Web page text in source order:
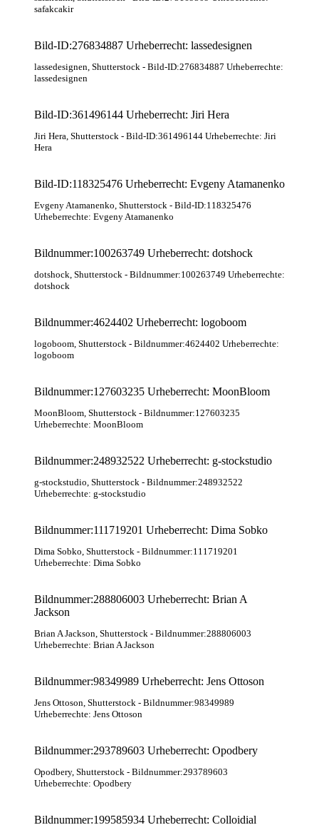
safakcakir
Bild-ID:276834887 Urheberrecht: lassedesignen
lassedesignen, Shutterstock - Bild-ID:276834887 Urheberrechte:
lassedesignen
Bild-ID:361496144 Urheberrecht: Jiri Hera
Jiri Hera, Shutterstock - Bild-ID:361496144 Urheberrechte: Jiri
Hera
Bild-ID:118325476 Urheberrecht: Evgeny Atamanenko
Evgeny Atamanenko, Shutterstock - Bild-ID:118325476
Urheberrechte: Evgeny Atamanenko
Bildnummer:100263749 Urheberrecht: dotshock
dotshock, Shutterstock - Bildnummer:100263749 Urheberrechte:
dotshock
Bildnummer:4624402 Urheberrecht: logoboom
logoboom, Shutterstock - Bildnummer:4624402 Urheberrechte:
logoboom
Bildnummer:127603235 Urheberrecht: MoonBloom
MoonBloom, Shutterstock - Bildnummer:127603235
Urheberrechte: MoonBloom
Bildnummer:248932522 Urheberrecht: g-stockstudio
g-stockstudio, Shutterstock - Bildnummer:248932522
Urheberrechte: g-stockstudio
Bildnummer:111719201 Urheberrecht: Dima Sobko
Dima Sobko, Shutterstock - Bildnummer:111719201
Urheberrechte: Dima Sobko
Bildnummer:288806003 Urheberrecht: Brian A
Jackson
Brian A Jackson, Shutterstock - Bildnummer:288806003
Urheberrechte: Brian A Jackson
Bildnummer:98349989 Urheberrecht: Jens Ottoson
Jens Ottoson, Shutterstock - Bildnummer:98349989
Urheberrechte: Jens Ottoson
Bildnummer:293789603 Urheberrecht: Opodbery
Opodbery, Shutterstock - Bildnummer:293789603
Urheberrechte: Opodbery
Bildnummer:199585934 Urheberrecht: Colloidial